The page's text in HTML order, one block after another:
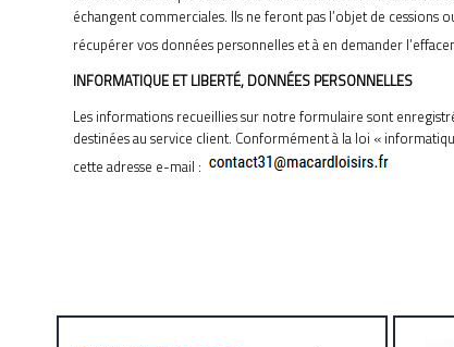
échangent commerciales. Ils ne feront pas l’objet de
récupérer vos données personnelles et à en demander
INFORMATIQUE ET LIBERTÉ, DONNÉES PERSONNELLES
Les informations recueillies sur notre formulaire sont
destinées au service client. Conformément à la loi «
cette adresse e-mail :